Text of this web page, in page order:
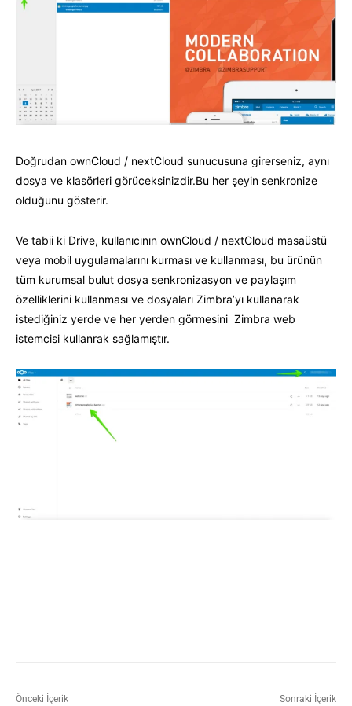
Doğrudan ownCloud / nextCloud sunucusuna girerseniz, aynı
dosya ve klasörleri görüceksinizdir.Bu her şeyin senkronize
olduğunu gösterir.
Ve tabii ki Drive, kullanıcının ownCloud / nextCloud masaüstü
veya mobil uygulamalarını kurması ve kullanması, bu ürünün
tüm kurumsal bulut dosya senkronizasyon ve paylaşım
özelliklerini kullanması ve dosyaları Zimbra’yı kullanarak
istediğiniz yerde ve her yerden görmesini Zimbra web
istemcisi kullanrak sağlamıştır.
Önceki İçerik Sonraki İçerik